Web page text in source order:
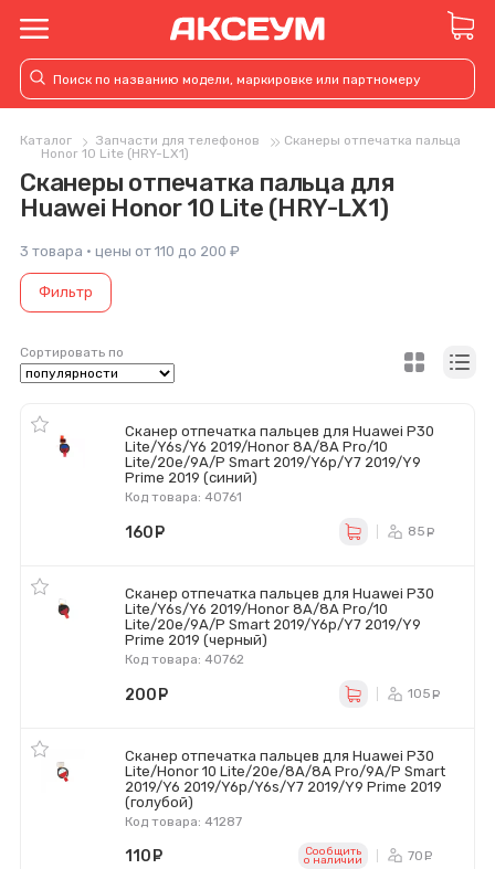
Каталог Запчасти для телефонов
Сканеры отпечатка пальца
Honor 10 Lite (HRY-LX1)
Сканеры отпечатка пальца для
Huawei Honor 10 Lite (HRY-LX1)
3 товара · цены от 110 до 200 ₽
Фильтр
Сортировать по
Сканер отпечатка пальцев для Huawei P30
Lite/Y6s/Y6 2019/Honor 8A/8A Pro/10
Lite/20e/9A/P Smart 2019/Y6p/Y7 2019/Y9
Prime 2019 (синий)
Код товара: 40761
160 85
Сканер отпечатка пальцев для Huawei P30
Lite/Y6s/Y6 2019/Honor 8A/8A Pro/10
Lite/20e/9A/P Smart 2019/Y6p/Y7 2019/Y9
Prime 2019 (черный)
Код товара: 40762
200 105
Сканер отпечатка пальцев для Huawei P30
Lite/Honor 10 Lite/20e/8A/8A Pro/9A/P Smart
2019/Y6 2019/Y6p/Y6s/Y7 2019/Y9 Prime 2019
(голубой)
Код товара: 41287
110 Сообщить
o наличии 70